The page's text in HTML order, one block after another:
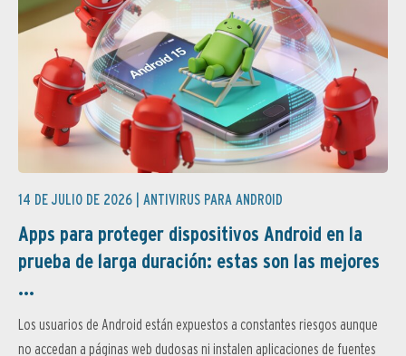
14 DE JULIO DE 2026 | ANTIVIRUS PARA ANDROID
Apps para proteger dispositivos Android en la
prueba de larga duración: estas son las mejores
...
Los usuarios de Android están expuestos a constantes riesgos aunque
no accedan a páginas web dudosas ni instalen aplicaciones de fuentes